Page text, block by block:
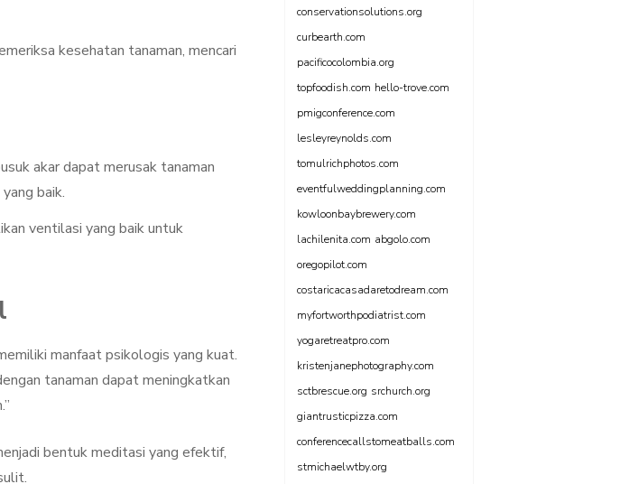
kesehatan tanaman, mencari
akar dapat merusak tanaman
baik.
ventilasi yang baik untuk
manfaat psikologis yang kuat.
tanaman dapat meningkatkan
bentuk meditasi yang efektif,
conservationsolutions.org
curbearth.com
pacificocolombia.org
topfoodish.com hello-trove.com
pmigconference.com
lesleyreynolds.com
tomulrichphotos.com
eventfulweddingplanning.com
kowloonbaybrewery.com
lachilenita.com abgolo.com
oregopilot.com
costaricacasadaretodream.com
myfortworthpodiatrist.com
yogaretreatpro.com
kristenjanephotography.com
sctbrescue.org srchurch.org
giantrusticpizza.com
conferencecallstomeatballs.com
stmichaelwtby.org